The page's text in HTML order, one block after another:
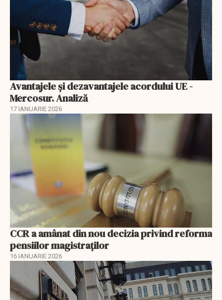
Avantajele şi dezavantajele acordului UE -
Mercosur. Analiză
17 IANUARIE 2026
CCR a amânat din nou decizia privind reforma
pensiilor magistraţilor
16 IANUARIE 2026